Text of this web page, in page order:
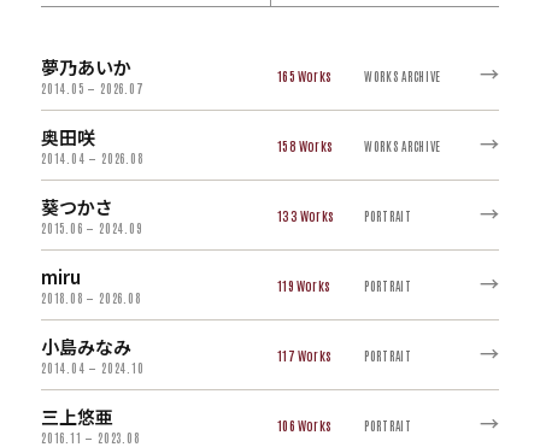
夢乃あいか
2014.05 — 2026.07
165 WORKS ARCHIVE →
奥田咲
2014.04 — 2026.08
158 WORKS ARCHIVE →
葵つかさ
2015.06 — 2024.09
133 PORTRAIT →
miru
2018.08 — 2026.08
119 PORTRAIT →
小島みなみ
2014.04 — 2024.10
117 PORTRAIT →
三上悠亜
2016.11 — 2023.08
106 PORTRAIT →